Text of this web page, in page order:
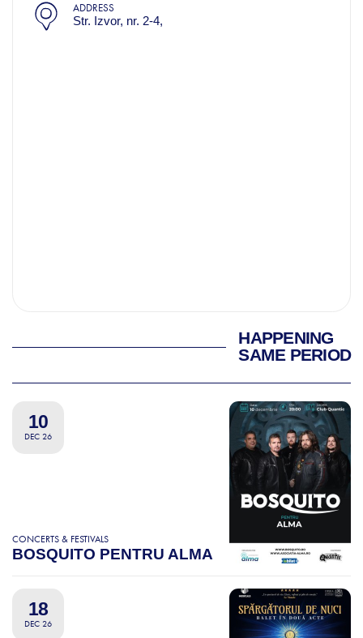
ADDRESS
Str. Izvor, nr. 2-4,
HAPPENING
SAME PERIOD
10
DEC 26
CONCERTS & FESTIVALS
BOSQUITO PENTRU ALMA
18
DEC 26